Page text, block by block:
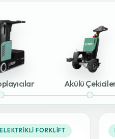
ELEKTRIKLI FORKLIFT
Akülü